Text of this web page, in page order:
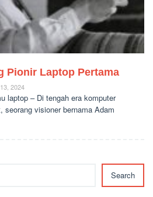
Pionir Laptop Pertama
2024
laptop – Di tengah era komputer
seorang visioner bernama Adam
Search